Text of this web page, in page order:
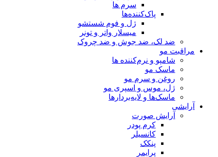
سرم ها
پاک‌کننده‌ها
ژل و فوم شستشو
میسلار واتر و تونر
ضد لک، ضد جوش و ضد چروک
مراقبت مو
شامپو و نرم‌کننده ها
ماسک مو
روغن و سرم مو
ژل، موس و اسپری مو
ماسک‌ها و لایه‌بردارها
آرایشی
آرایش صورت
کرم پودر
کانسیلر
پنکک
پرایمر